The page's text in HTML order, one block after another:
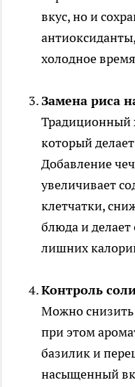
вкус, но и
холодное
Замена риса
Традиционный
который
Добавление
увеличивает
клетчатки,
блюда и делает
лишних
Контроль
Можно снизить
при этом
базилик и
насыщенный